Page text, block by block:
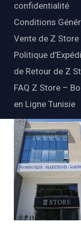
confidentialité
Conditions
Vente de Z Store
Politique
de Retour de Z
FAQ Z Store –
en Ligne Tunisie